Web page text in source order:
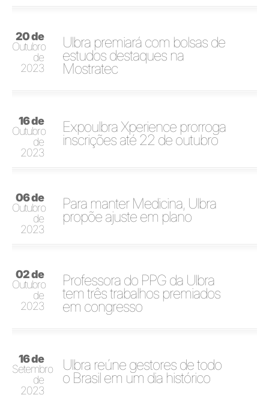
20 de
Outubro
de
2023
Ulbra premiará com bolsas de
estudos destaques na
Mostratec
16 de
Outubro
de
2023
Expoulbra Xperience prorroga
inscrições até 22 de outubro
06 de
Outubro
de
2023
Para manter Medicina, Ulbra
propõe ajuste em plano
02 de
Outubro
de
2023
Professora do PPG da Ulbra
tem três trabalhos premiados
em congresso
16 de
Setembro
de
2023
Ulbra reúne gestores de todo
o Brasil em um dia histórico